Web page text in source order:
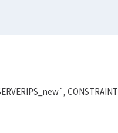
CONSTRAINT